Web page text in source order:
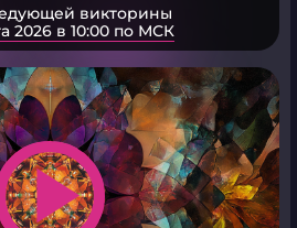
викторины
2026 в 10:00 по МСК
play_arrow